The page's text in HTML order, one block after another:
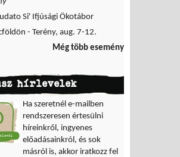
Si' Ifjúsági Ökotábor
- Terény, aug. 7-12.
Még több esemény
hírlevelek
Ha szeretnél e-mailben
rendszeresen értesülni
híreinkről, ingyenes
előadásainkról, és sok
másról is, akkor iratkozz fel